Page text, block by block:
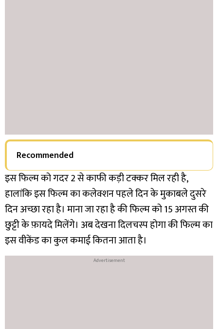
Recommended
इस फिल्म को गदर 2 से काफी कड़ी टक्कर मिल रही है,
हालांकि इस फिल्म का कलेक्शन पहले दिन के मुकाबले दुसरे
दिन अच्छा रहा है। माना जा रहा है की फिल्म को 15 अगस्त की
छुट्टी के फ़ायदे मिलेंगे। अब देखना दिलचस्प होगा की फिल्म का
इस वीकेंड का कुल कमाई कितना आता है।